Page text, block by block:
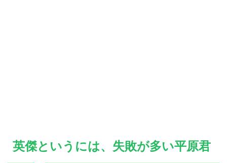
英傑というには、失敗が多い平原君